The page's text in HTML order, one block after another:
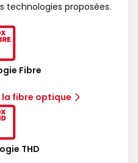
technologies proposées.
Fibre
la fibre optique
THD